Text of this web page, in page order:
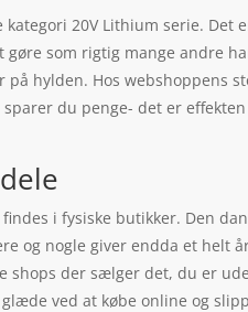
20V Lithium serie. Det
som rigtig mange andre
hylden. Hos webshoppens
du penge- det er
i fysiske butikker. Den
og nogle giver endda et helt
shops der sælger det, du er
ved at købe online og